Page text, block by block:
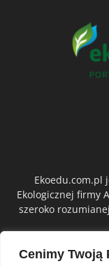
Cenimy Twoją
Ekoedu.com.pl
Ekologicznej firmy
szeroko